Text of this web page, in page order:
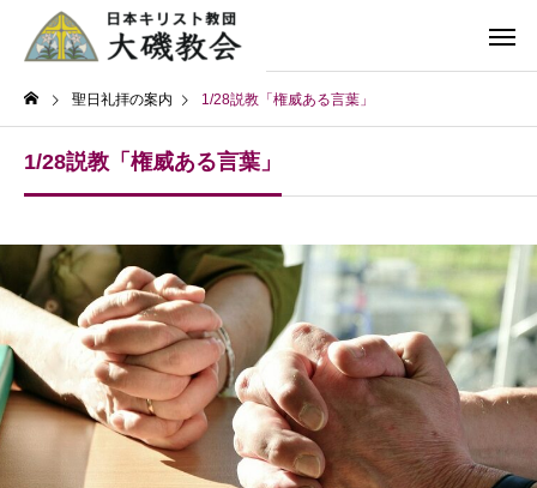
聖日礼拝の案内 1/28説教「権威ある言葉」
1/28説教「権威ある言葉」